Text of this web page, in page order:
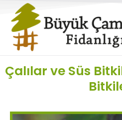
Çalılar ve Süs